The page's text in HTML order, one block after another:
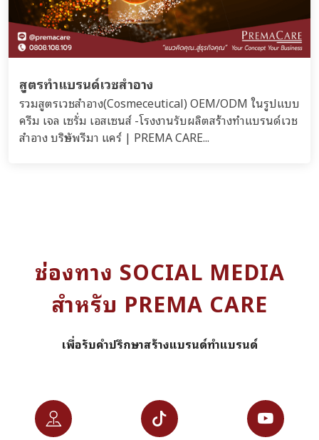
สูตรทำแบรนด์เวชสำอาง
รวมสูตรเวชสำอาง(Cosmeceutical) OEM/ODM ในรูปแบบ
ครีม เจล เซรั่ม เอสเซนส์ -โรงงานรับผลิตสร้างทำแบรนด์เวช
สำอาง บริษัทพรีมา แคร์ | PREMA CARE...
ช่องทาง SOCIAL MEDIA
สำหรับ PREMA CARE
เพื่อรับคำปรึกษาสร้างแบรนด์ทำแบรนด์